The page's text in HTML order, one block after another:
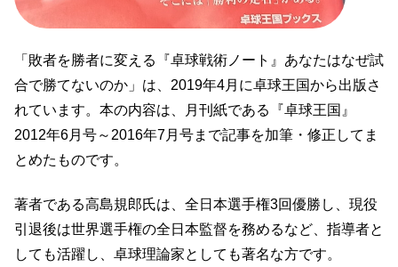
「敗者を勝者に変える『卓球戦術ノート』あなたはなぜ試
合で勝てないのか」は、2019年4月に卓球王国から出版さ
れています。本の内容は、月刊紙である『卓球王国』
2012年6月号～2016年7月号まで記事を加筆・修正してま
とめたものです。
著者である高島規郎氏は、全日本選手権3回優勝し、現役
引退後は世界選手権の全日本監督を務めるなど、指導者と
しても活躍し、卓球理論家としても著名な方です。